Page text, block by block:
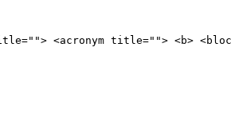
<acronym title=""> <b>